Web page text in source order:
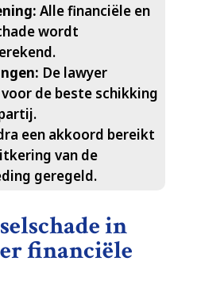
Alle financiële en
wordt
De lawyer
de beste schikking
een akkoord bereikt
van de
geregeld.​
in
financiële